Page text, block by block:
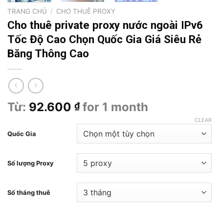
TRANG CHỦ / CHO THUÊ PROXY
Cho thuê private proxy nước ngoài IPv6
Tốc Độ Cao Chọn Quốc Gia Giá Siêu Rẻ
Băng Thông Cao
Từ: 92.600 ₫ for 1 month
Quốc Gia
Số lượng Proxy
Số tháng thuê
CLEAR